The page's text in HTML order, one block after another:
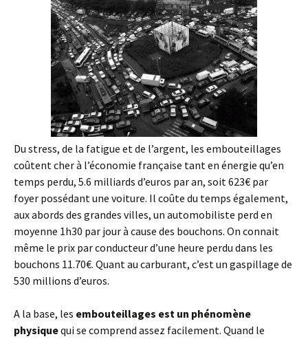
Du stress, de la fatigue et de l’argent, les embouteillages
coûtent cher à l’économie française tant en énergie qu’en
temps perdu, 5.6 milliards d’euros par an, soit 623€ par
foyer possédant une voiture. Il coûte du temps également,
aux abords des grandes villes, un automobiliste perd en
moyenne 1h30 par jour à cause des bouchons. On connait
même le prix par conducteur d’une heure perdu dans les
bouchons 11.70€. Quant au carburant, c’est un gaspillage de
530 millions d’euros.
A la base, les embouteillages est un phénomène
physiquequi se comprend assez facilement. Quand le